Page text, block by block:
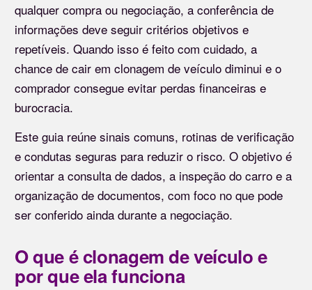
qualquer compra ou negociação, a conferência de
informações deve seguir critérios objetivos e
repetíveis. Quando isso é feito com cuidado, a
chance de cair em clonagem de veículo diminui e o
comprador consegue evitar perdas financeiras e
burocracia.
Este guia reúne sinais comuns, rotinas de verificação
e condutas seguras para reduzir o risco. O objetivo é
orientar a consulta de dados, a inspeção do carro e a
organização de documentos, com foco no que pode
ser conferido ainda durante a negociação.
O que é clonagem de veículo e
por que ela funciona